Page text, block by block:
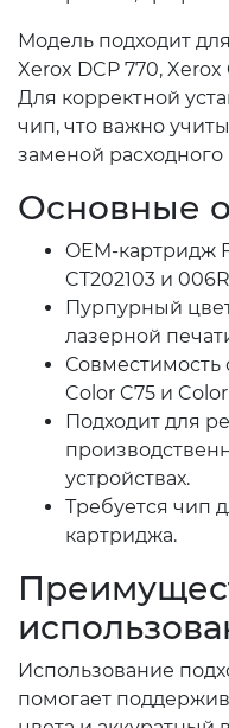
Модель подходит
Xerox DCP 770, Xerox
Для корректной
чип, что важно
заменой расходного
Основные
OEM-картридж
CT202103 и
Пурпурный
лазерной
Совместимость
Color C75 и Color
Подходит для
устройствах.
Требуется чип
картриджа.
Использование
помогает